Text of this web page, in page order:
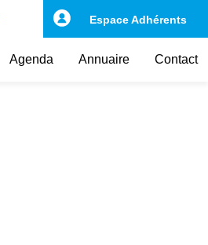
Agenda Annuaire Contact
Espace Adhérents